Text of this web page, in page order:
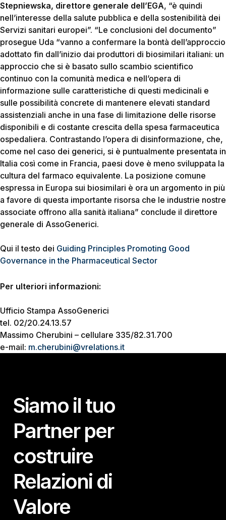
Stepniewska, direttore generale dell’EGA, “è quindi
nell’interesse della salute pubblica e della sostenibilità dei
Servizi sanitari europei”. “Le conclusioni del documento”
prosegue Uda “vanno a confermare la bontà dell’approccio
adottato fin dall’inizio dai produttori di biosimilari italiani: un
approccio che si è basato sullo scambio scientifico
continuo con la comunità medica e nell’opera di
informazione sulle caratteristiche di questi medicinali e
sulle possibilità concrete di mantenere elevati standard
assistenziali anche in una fase di limitazione delle risorse
disponibili e di costante crescita della spesa farmaceutica
ospedaliera. Contrastando l’opera di disinformazione, che,
come nel caso dei generici, si è puntualmente presentata in
Italia così come in Francia, paesi dove è meno sviluppata la
cultura del farmaco equivalente. La posizione comune
espressa in Europa sui biosimilari è ora un argomento in più
a favore di questa importante risorsa che le industrie nostre
associate offrono alla sanità italiana” conclude il direttore
generale di AssoGenerici.
Qui il testo dei Guiding Principles Promoting Good
Governance in the Pharmaceutical Sector
Per ulteriori informazioni:
Ufficio Stampa AssoGenerici
tel. 02/20.24.13.57
Massimo Cherubini – cellulare 335/82.31.700
e-mail: m.cherubini@vrelations.it
Siamo il tuo
Partner per
costruire
Relazioni di
Valore